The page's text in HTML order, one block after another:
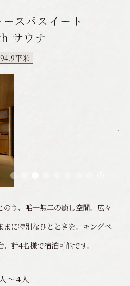
スパスイート
サウナ
94.9平米
う、唯一無二の癒し空間。広々
に特別なひとときを。 キングベ
計4名様で宿泊可能です。
〜4人